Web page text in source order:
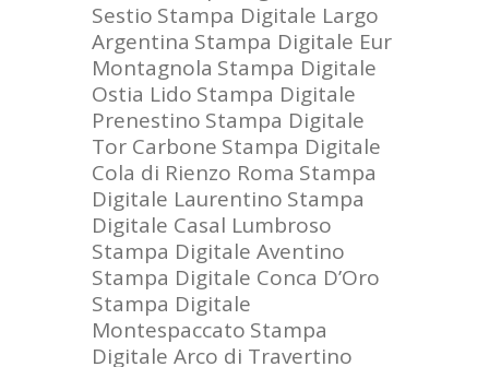
Sestio Stampa Digitale Largo
Argentina Stampa Digitale Eur
Montagnola Stampa Digitale
Ostia Lido Stampa Digitale
Prenestino Stampa Digitale
Tor Carbone Stampa Digitale
Cola di Rienzo Roma Stampa
Digitale Laurentino Stampa
Digitale Casal Lumbroso
Stampa Digitale Aventino
Stampa Digitale Conca D’Oro
Stampa Digitale
Montespaccato Stampa
Digitale Arco di Travertino